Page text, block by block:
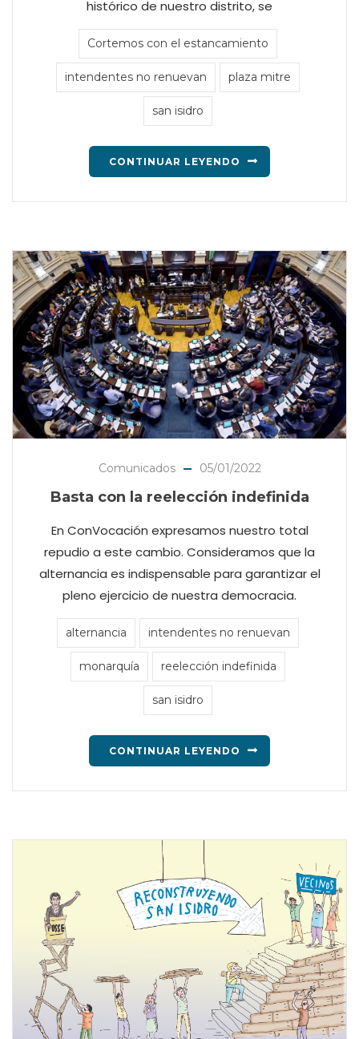
histórico de nuestro distrito, se
Cortemos con el estancamiento
intendentes no renuevan plaza mitre
san isidro
CONTINUAR LEYENDO
Comunicados 05/01/2022
Basta con la reelección indefinida
En ConVocación expresamos nuestro total
repudio a este cambio. Consideramos que la
alternancia es indispensable para garantizar el
pleno ejercicio de nuestra democracia.
alternancia intendentes no renuevan
monarquía reelección indefinida
san isidro
CONTINUAR LEYENDO